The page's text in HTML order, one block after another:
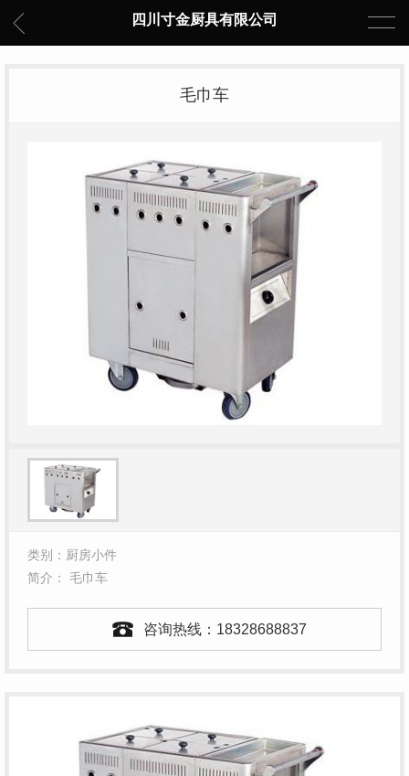
四川寸金厨具有限公司
毛巾车
类别：厨房小件
简介： 毛巾车
咨询热线： 18328688837